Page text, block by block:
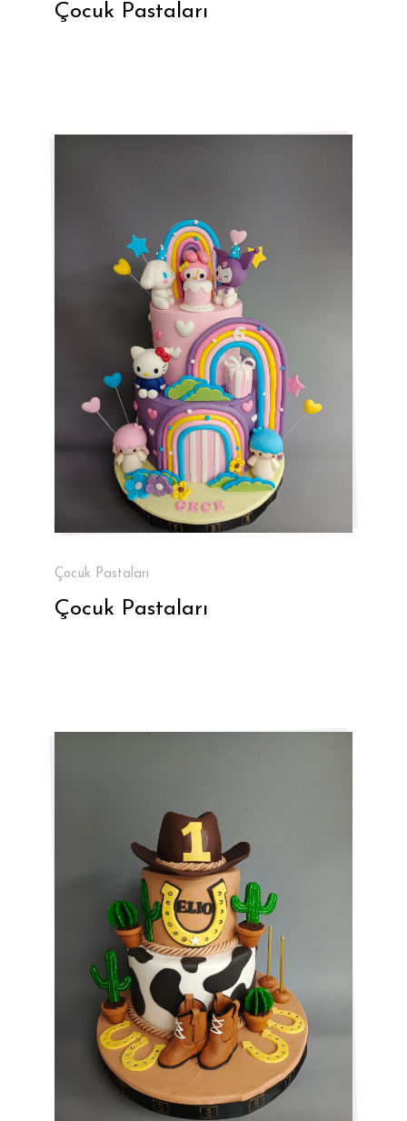
Çocuk Pastaları
Çocuk Pastaları
Çocuk Pastaları